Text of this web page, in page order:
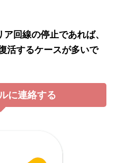
回線の停止であれば、
活するケースが多いで
に連絡する